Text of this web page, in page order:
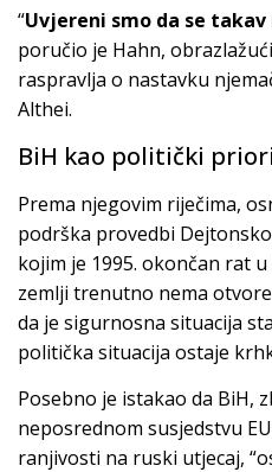
“Uvjereni smo da se
poručio je Hahn,
raspravlja o nastavku
Althei.
BiH kao politički
Prema njegovim riječima,
podrška provedbi
kojim je 1995. okončan rat
zemlji trenutno nema
da je sigurnosna situacija
politička situacija ostaje
Posebno je istakao da BiH,
neposrednom susjedstvu
ranjivosti na ruski utjecaj,